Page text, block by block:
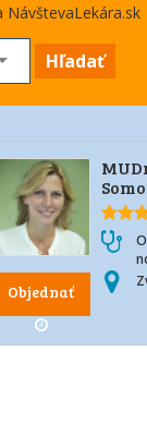
Hľadať
Objednať